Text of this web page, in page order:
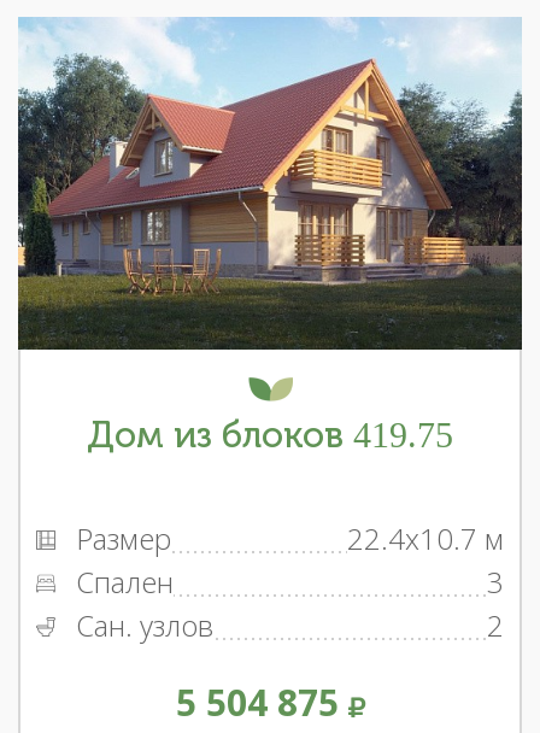
Дом из блоков 419.75
Размер
22.4x10.7 м
Спален
3
Сан. узлов
2
5 504 875